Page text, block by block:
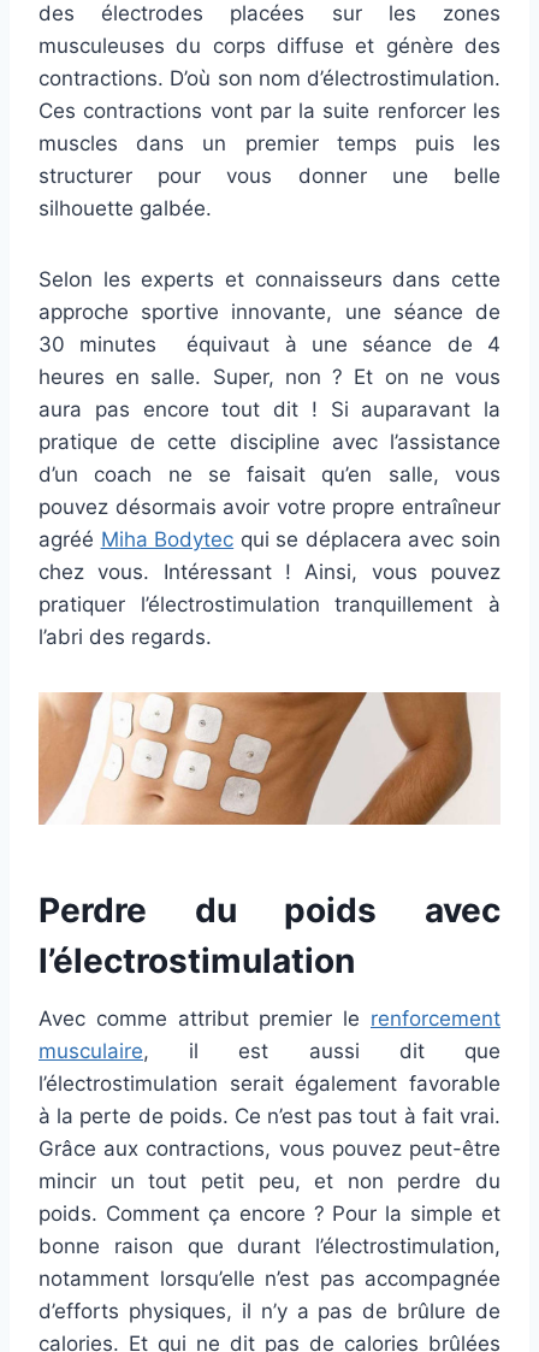
des électrodes placées sur les zones
musculeuses du corps diffuse et génère des
contractions. D’où son nom d’électrostimulation.
Ces contractions vont par la suite renforcer les
muscles dans un premier temps puis les
structurer pour vous donner une belle
silhouette galbée.
Selon les experts et connaisseurs dans cette
approche sportive innovante, une séance de
30 minutes
équivaut à une séance de 4
heures en salle. Super, non ? Et on ne vous
aura pas encore tout dit ! Si auparavant la
pratique de cette discipline avec l’assistance
d’un coach ne se faisait qu’en salle, vous
pouvez désormais avoir votre propre entraîneur
agréé Miha Bodytec qui se déplacera avec soin
chez vous. Intéressant ! Ainsi, vous pouvez
pratiquer l’électrostimulation tranquillement à
l’abri des regards.
Perdre du poids avec
l’électrostimulation
Avec comme attribut premier le renforcement
musculaire, il est aussi dit que
l’électrostimulation serait également favorable
à la perte de poids. Ce n’est pas tout à fait vrai.
Grâce aux contractions, vous pouvez peut-être
mincir un tout petit peu, et non perdre du
poids. Comment ça encore ? Pour la simple et
bonne raison que durant l’électrostimulation,
notamment lorsqu’elle n’est pas accompagnée
d’efforts physiques, il n’y a pas de brûlure de
calories. Et qui ne dit pas de calories brûlées